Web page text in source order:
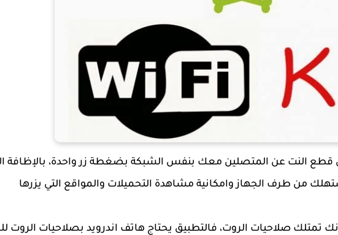
قطع النت عن المتصلين معك بنفس الشبكة بضغطة زر واحدة، بالإظافة
من طرف الجهاز وامكانية مشاهدة التحميلات والمواقع التي يزرها
تمتلك صلاحيات الروت، فالتطبيق يحتاج هاتف اندرويد بصلاحيات الروت